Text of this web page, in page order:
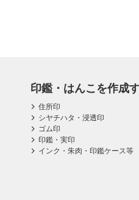
印鑑・はんこを作成
住所印
シヤチハタ・浸透印
ゴム印
印鑑・実印
インク・朱肉・印鑑ケース等